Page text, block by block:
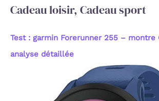
Cadeau loisir, Cadeau sport
Test : garmin Forerunner 255 – montre
analyse détaillée